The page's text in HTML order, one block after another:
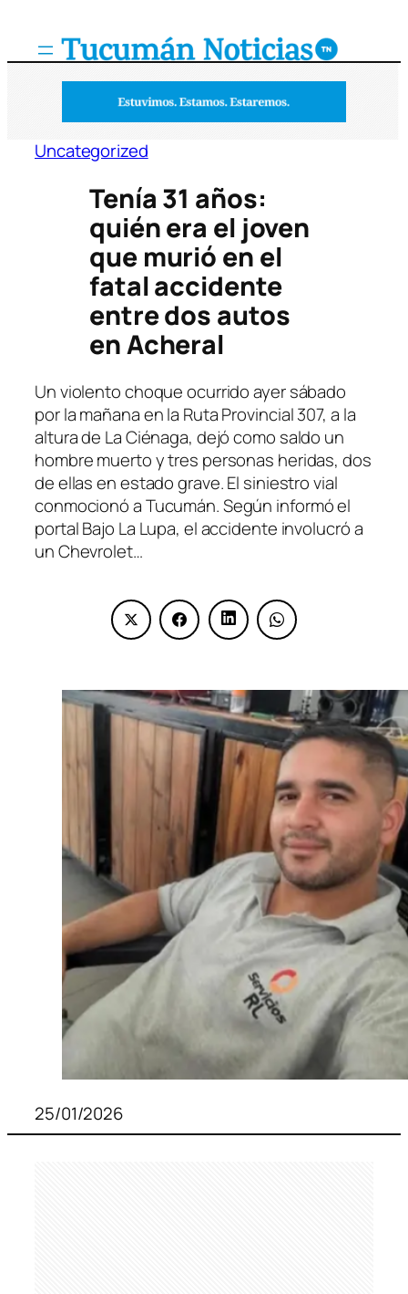
Uncategorized
Tenía 31 años:
quién era el joven
que murió en el
fatal accidente
entre dos autos
en Acheral
Un violento choque ocurrido ayer sábado
por la mañana en la Ruta Provincial 307, a la
altura de La Ciénaga, dejó como saldo un
hombre muerto y tres personas heridas, dos
de ellas en estado grave. El siniestro vial
conmocionó a Tucumán. Según informó el
portal Bajo La Lupa, el accidente involucró a
un Chevrolet…
25/01/2026